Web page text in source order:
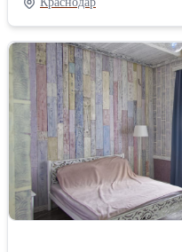
гарнитур, бытовая техника,
Качественное
ленточный фундамент,
окна. Коммуникации: •
септик 8 м³; • бойлер 80 л;
проходит по меже. Участок
огород, сад, виноград,
заезд. Отличное
Ростовское шоссе. До
зелёный район с хорошими